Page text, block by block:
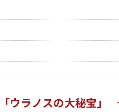
ウラノスの大秘宝」